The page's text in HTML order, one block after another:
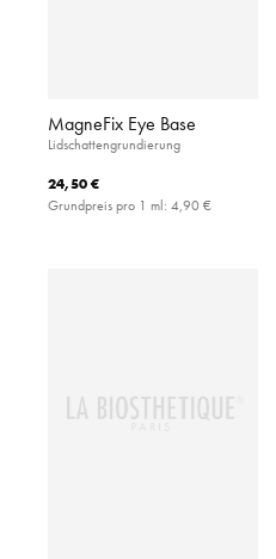
MagneFix Eye Base
Lidschattengrundierung
24,50 €
Grundpreis pro 1 ml: 4,90 €